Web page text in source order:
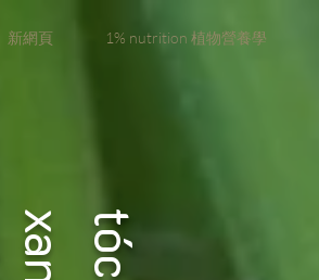
新網頁 1% nutrition 植物營養學
t
ó
c
x
a
n
h
s
ố
n